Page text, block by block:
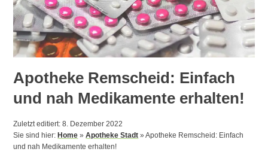
Apotheke Remscheid: Einfach
und nah Medikamente erhalten!
Zuletzt editiert: 8. Dezember 2022
Sie sind hier:Home »Apotheke Stadt »Apotheke Remscheid: Einfach
und nah Medikamente erhalten!